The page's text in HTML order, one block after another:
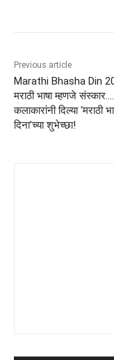
Previous article
Marathi Bhasha Din
मराठी भाषा म्हणजे संस्कार….
कलाकारांनी दिल्या ‘मराठी
दिना’च्या शुभेच्छा!